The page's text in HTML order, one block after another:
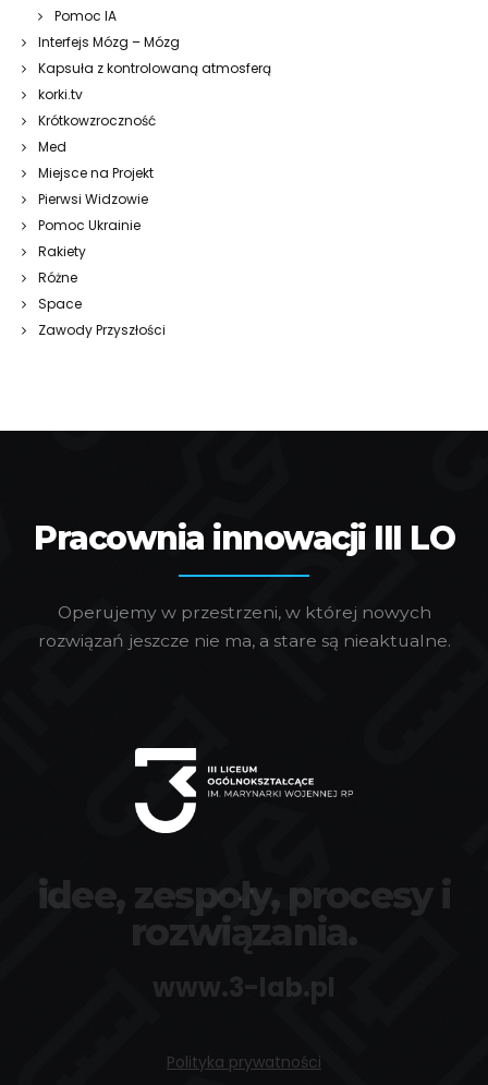
Pomoc IA
Interfejs Mózg – Mózg
Kapsuła z kontrolowaną atmosferą
korki.tv
Krótkowzroczność
Med
Miejsce na Projekt
Pierwsi Widzowie
Pomoc Ukrainie
Rakiety
Różne
Space
Zawody Przyszłości
Pracownia innowacji III LO
Operujemy w przestrzeni, w której nowych
rozwiązań jeszcze nie ma, a stare są nieaktualne.
idee, zespoły, procesy i
rozwiązania.
www.3-lab.pl
Polityka prywatności